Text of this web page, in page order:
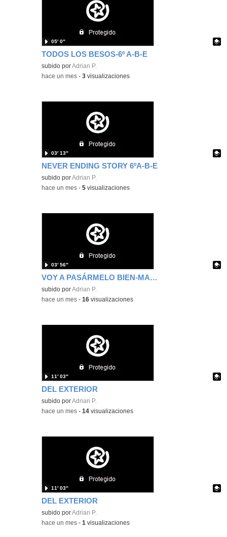
TODOS LOS BESOS-6º A-B-E
Contenido educativo.
subido porAdrian P.
05′ 0″
-hace un mes -3 visualizaciones
NEVER ENDING STORY 6ºA-B-E
Contenido educativo.
subido porAdrian P.
03′ 13″
-hace un mes -5 visualizaciones
VOY A PASÁRMELO BIEN-MAKING OFF
Contenido educativo.
subido porAdrian P.
03′ 56″
-hace un mes -16 visualizaciones
DEL EXTERIOR
Contenido educativo.
subido porAdrian P.
11′ 03″
-hace un mes -14 visualizaciones
DEL EXTERIOR
Contenido educativo.
subido porAdrian P.
11′ 03″
-hace un mes -1 visualizaciones